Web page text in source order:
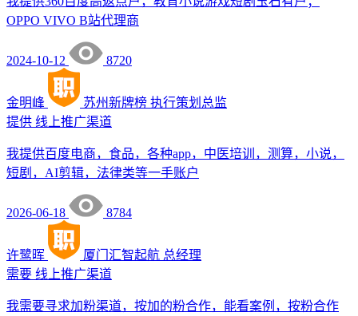
OPPO VIVO B站代理商
2024-10-12 8720
金明峰 苏州新牌榜 执行策划总监
提供 线上推广渠道
我提供百度电商，食品，各种app，中医培训，测算，小说，
短剧，AI剪辑，法律类等一手账户
2026-06-18 8784
许鹭晖 厦门汇智起航 总经理
需要 线上推广渠道
我需要寻求加粉渠道，按加的粉合作，能看案例，按粉合作